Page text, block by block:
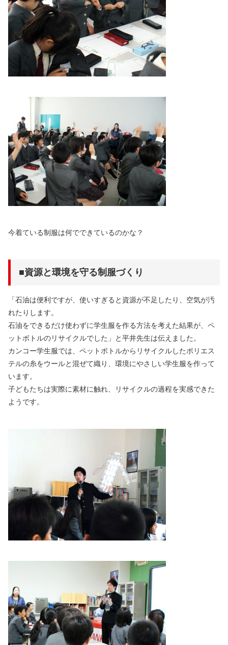
今着ている制服は何でできているのかな？
■資源と環境を守る制服づくり
「石油は便利ですが、使いすぎると資源が不足したり、空気が汚
れたりします。
石油をできるだけ使わずに学生服を作る方法を考えた結果が、ペ
ットボトルのリサイクルでした」と平井先生は伝えました。
カンコー学生服では、ペットボトルからリサイクルしたポリエス
テルの糸をウールと混ぜて織り、環境にやさしい学生服を作って
います。
子どもたちは実際に素材に触れ、リサイクルの過程を実感できた
ようです。